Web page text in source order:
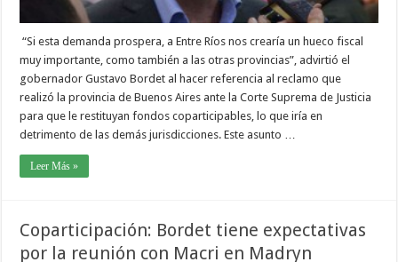
“Si esta demanda prospera, a Entre Ríos nos crearía un hueco fiscal
muy importante, como también a las otras provincias”, advirtió el
gobernador Gustavo Bordet al hacer referencia al reclamo que
realizó la provincia de Buenos Aires ante la Corte Suprema de Justicia
para que le restituyan fondos coparticipables, lo que iría en
detrimento de las demás jurisdicciones. Este asunto …
Leer Más »
Coparticipación: Bordet tiene expectativas
por la reunión con Macri en Madryn